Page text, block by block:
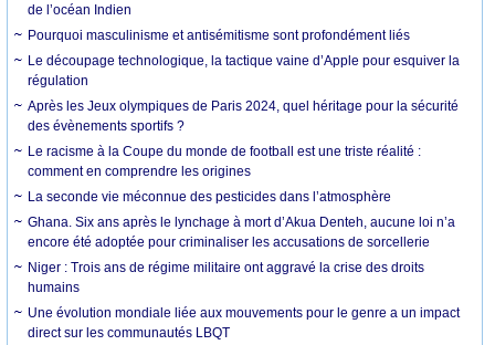
de l’océan Indien
Pourquoi masculinisme et antisémitisme sont profondément liés
Le découpage technologique, la tactique vaine d’Apple pour esquiver la
régulation
Après les Jeux olympiques de Paris 2024, quel héritage pour la sécurité
des évènements sportifs ?
Le racisme à la Coupe du monde de football est une triste réalité :
comment en comprendre les origines
La seconde vie méconnue des pesticides dans l’atmosphère
Ghana. Six ans après le lynchage à mort d’Akua Denteh, aucune loi n’a
encore été adoptée pour criminaliser les accusations de sorcellerie
Niger : Trois ans de régime militaire ont aggravé la crise des droits
humains
Une évolution mondiale liée aux mouvements pour le genre a un impact
direct sur les communautés LBQT